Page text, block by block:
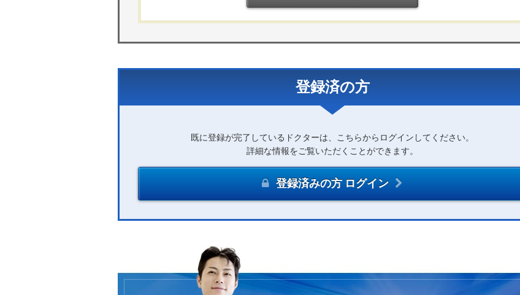
登録済の方
既に登録が完了しているドクターは、こちらからログインしてください。
詳細な情報をご覧いただくことができます。
登録済みの方 ログイン